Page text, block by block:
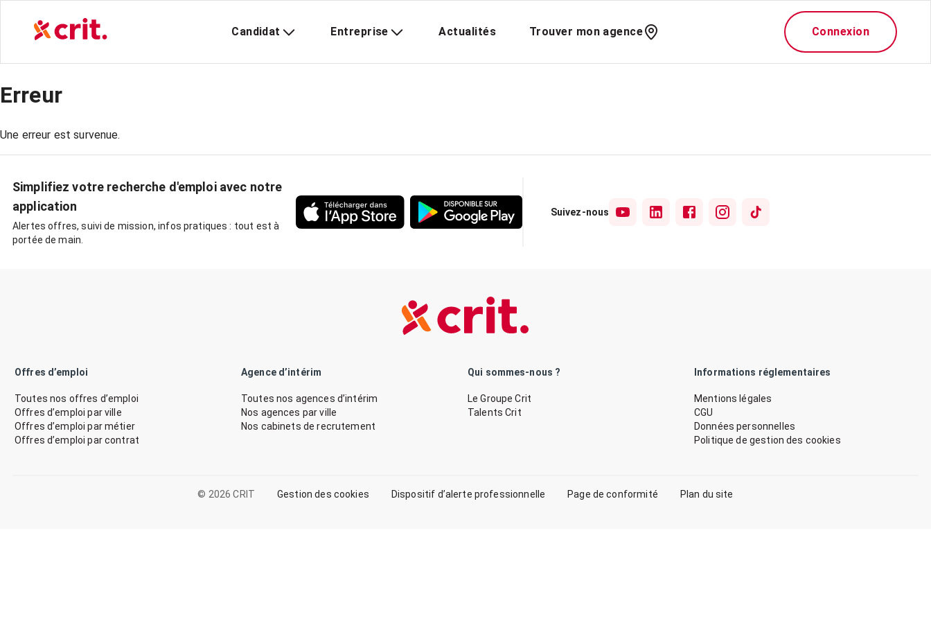
Candidat Entreprise Actualités Trouver mon agence Connexion
Erreur
Une erreur est survenue.
Simplifiez votre recherche d'emploi avec notre
application
Alertes offres, suivi de mission, infos pratiques : tout est à
portée de main.
Suivez-nous
Offres d’emploi
Toutes nos offres d’emploi
Offres d’emploi par ville
Offres d’emploi par métier
Offres d’emploi par contrat
Agence d’intérim
Toutes nos agences d’intérim
Nos agences par ville
Nos cabinets de recrutement
Qui sommes-nous ?
Le Groupe Crit
Talents Crit
Informations réglementaires
Mentions légales
CGU
Données personnelles
Politique de gestion des cookies
© 2026 CRIT Gestion des cookies Dispositif d’alerte professionnelle Page de conformité Plan du site